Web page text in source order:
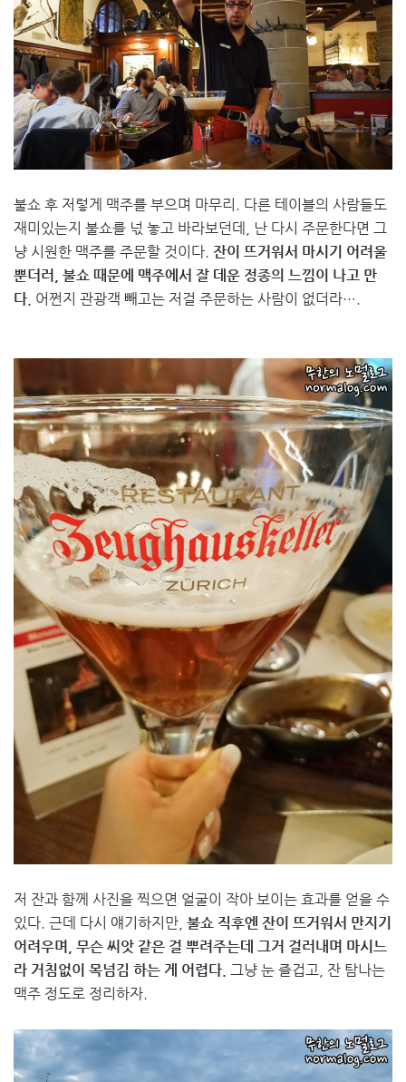
불쇼 후 저렇게 맥주를 부으며 마무리. 다른 테이블의 사람들도
재미있는지 불쇼를 넋 놓고 바라보던데, 난 다시 주문한다면 그
냥 시원한 맥주를 주문할 것이다. 잔이 뜨거워서 마시기 어려울
뿐더러, 불쇼 때문에 맥주에서 잘 데운 정종의 느낌이 나고 만
다. 어쩐지 관광객 빼고는 저걸 주문하는 사람이 없더라….
저 잔과 함께 사진을 찍으면 얼굴이 작아 보이는 효과를 얻을 수
있다. 근데 다시 얘기하지만, 불쇼 직후엔 잔이 뜨거워서 만지기
어려우며, 무슨 씨앗 같은 걸 뿌려주는데 그거 걸러내며 마시느
라 거침없이 목넘김 하는 게 어렵다. 그냥 눈 즐겁고, 잔 탐나는
맥주 정도로 정리하자.